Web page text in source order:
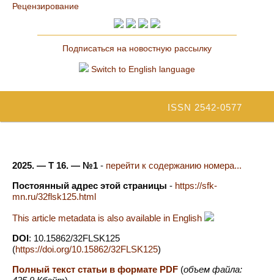
Рецензирование
Подписаться на новостную рассылку
Switch to English language
ISSN 2542-0577
2025. — Т 16. — №1 - перейти к содержанию номера...
Постоянный адрес этой страницы - https://sfk-
mn.ru/32flsk125.html
This article metadata is also available in English
DOI : 10.15862/32FLSK125
(https://doi.org/10.15862/32FLSK125)
Полный текст статьи в формате PDF (объем файла: